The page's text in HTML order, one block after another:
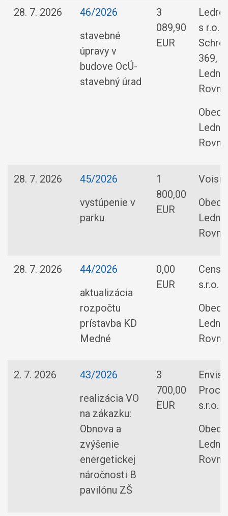
28. 7. 2026
46/2026
stavebné
úpravy v
budove OcÚ-
stavebný úrad
3
089,90
EUR
s r.o.
369,
Rovne
Obec
Rovne
28. 7. 2026
45/2026
vystúpenie v
parku
1
800,00
EUR
Obec
Rovne
28. 7. 2026
44/2026
aktualizácia
rozpočtu
prístavba KD
Medné
0,00
EUR
s.r.o.
Obec
Rovne
2. 7. 2026
43/2026
realizácia VO
na zákazku:
Obnova a
zvýšenie
energetickej
náročnosti B
pavilónu ZŠ
3
700,00
EUR
s.r.o.
Obec
Rovne